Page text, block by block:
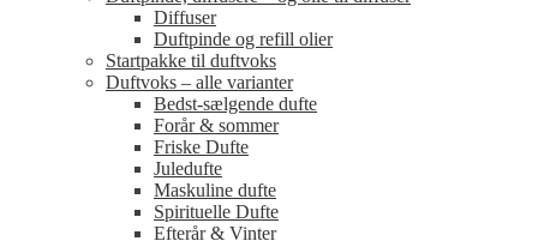
Diffuser
Duftpinde og refill olier
Startpakke til duftvoks
Duftvoks – alle varianter
Bedst-sælgende dufte
Forår & sommer
Friske Dufte
Juledufte
Maskuline dufte
Spirituelle Dufte
Efterår & Vinter